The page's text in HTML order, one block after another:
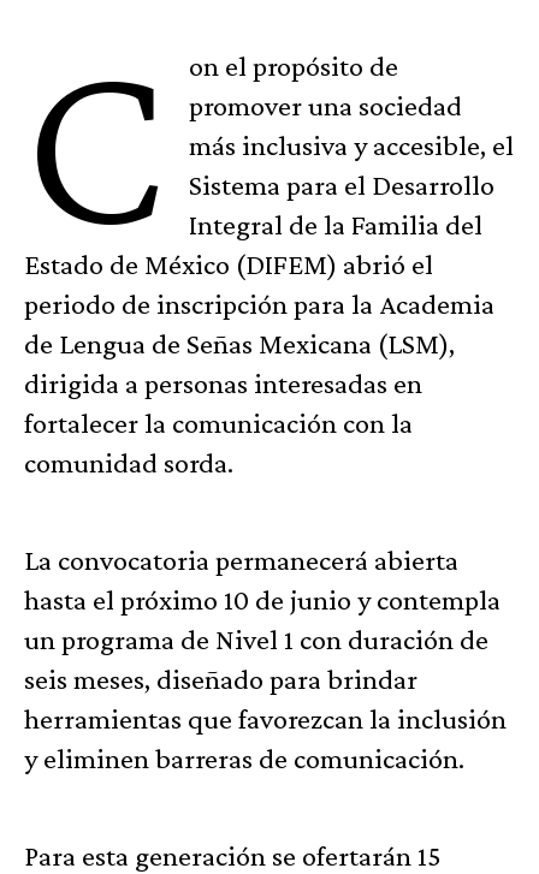
C
on el propósito de
promover una sociedad
más inclusiva y accesible, el
Sistema para el Desarrollo
Integral de la Familia del
Estado de México (DIFEM) abrió el
periodo de inscripción para la Academia
de Lengua de Señas Mexicana (LSM),
dirigida a personas interesadas en
fortalecer la comunicación con la
comunidad sorda.
La convocatoria permanecerá abierta
hasta el próximo 10 de junio y contempla
un programa de Nivel 1 con duración de
seis meses, diseñado para brindar
herramientas que favorezcan la inclusión
y eliminen barreras de comunicación.
Para esta generación se ofertarán 15